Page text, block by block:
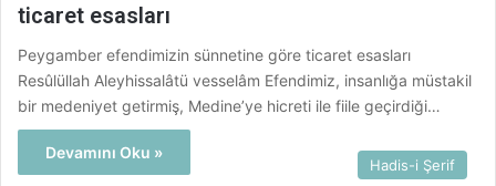
ticaret esasları
Peygamber efendimizin sünnetine göre ticaret esasları
Resûlüllah Aleyhissalâtü vesselâm Efendimiz, insanlığa müstakil
bir medeniyet getirmiş, Medine’ye hicreti ile fiile geçirdiği…
Devamını Oku »
Hadis-i Şerif